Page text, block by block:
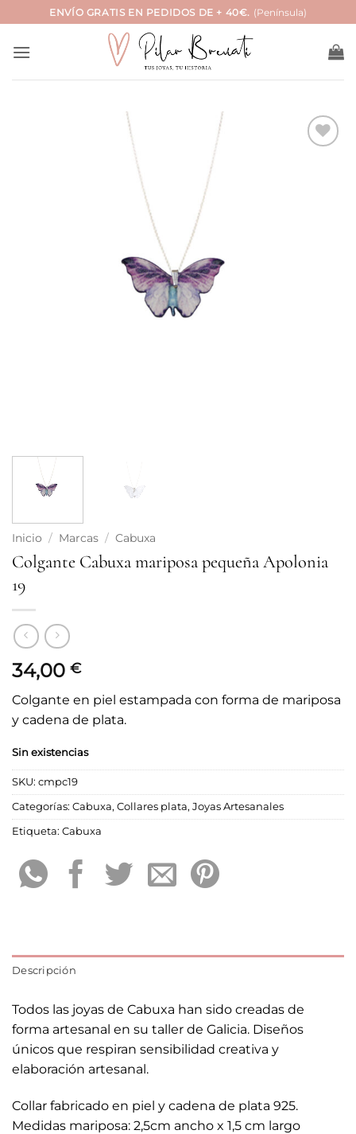
al
contenido
ENVÍO GRATIS EN PEDIDOS DE + 40€. (Península)
Inicio / Marcas / Cabuxa
Colgante Cabuxa mariposa pequeña Apolonia
19
34,00 €
Colgante en piel estampada con forma de mariposa
y cadena de plata.
Sin existencias
SKU: cmpc19
Categorías: Cabuxa, Collares plata, Joyas Artesanales
Etiqueta: Cabuxa
Descripción
Todos las joyas de Cabuxa han sido creadas de
forma artesanal en su taller de Galicia. Diseños
únicos que respiran sensibilidad creativa y
elaboración artesanal.
Collar fabricado en piel y cadena de plata 925.
Medidas mariposa: 2,5cm ancho x 1,5 cm largo